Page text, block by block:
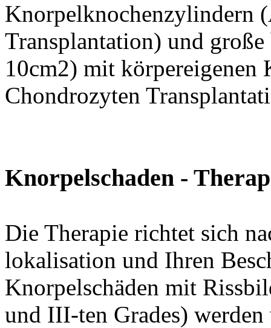
Knorpelknochenzylindern
Transplantation) und
10cm2) mit
Chondrozyten
Knorpelschaden -
Die Therapie richtet sich
lokalisation und Ihren
Knorpelschäden mit
und III-ten Grades)